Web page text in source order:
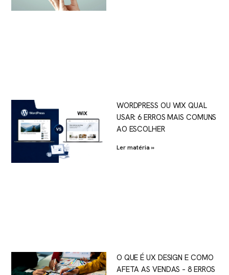
WORDPRESS OU WIX QUAL
USAR: 6 ERROS MAIS COMUNS
AO ESCOLHER
Ler matéria »
O QUE É UX DESIGN E COMO
AFETA AS VENDAS – 8 ERROS